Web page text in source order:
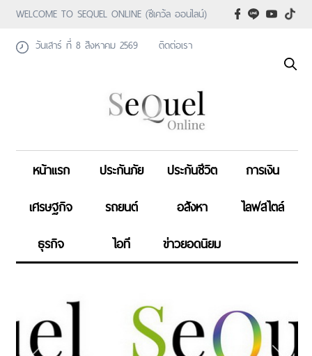
WELCOME TO SEQUEL ONLINE (ซีเคว้ล ออนไลน์)
วันเสาร์ ที่ 8 สิงหาคม 2569
ติดต่อเรา
หน้าแรก ประกันภัย ประกันชีวิต
การเงิน
เศรษฐกิจ
รถยนต์ อสังหา
ไลฟสไตล์
ธุรกิจ
ไอที ข่าวยอดนิยม